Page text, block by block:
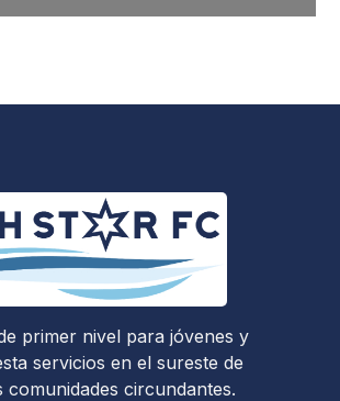
primer nivel para jóvenes y
servicios en el sureste de
comunidades circundantes.